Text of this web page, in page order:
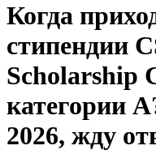
Когда
стипендии
Scholarship
категории
2026, жду